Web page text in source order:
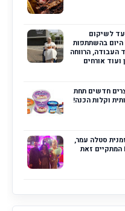
לשיקום
היום בהשתתפות
העבודה, הרווחה
ועוד אורחים
לכבוד חג השבועות, 4 מוצרים חדשים תחת
וקלות הכנה!
סטלה עמר,
שמלה ייחודית לאירועי נשף ה- Life Ball המתקיים זאת